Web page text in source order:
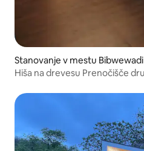
Stanovanje v mestu Bibwewadi
Hiša na drevesu Prenočišče drugje kot doma! Dokončajte